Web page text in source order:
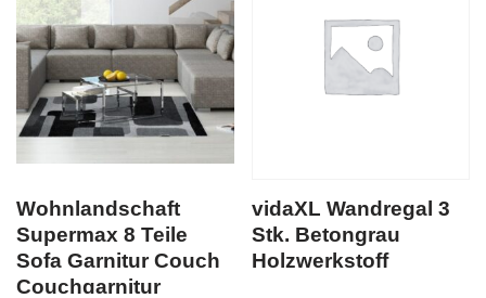
Wohnlandschaft
Supermax 8 Teile
Sofa Garnitur Couch
Couchgarnitur
vidaXL Wandregal 3
Stk. Betongrau
Holzwerkstoff